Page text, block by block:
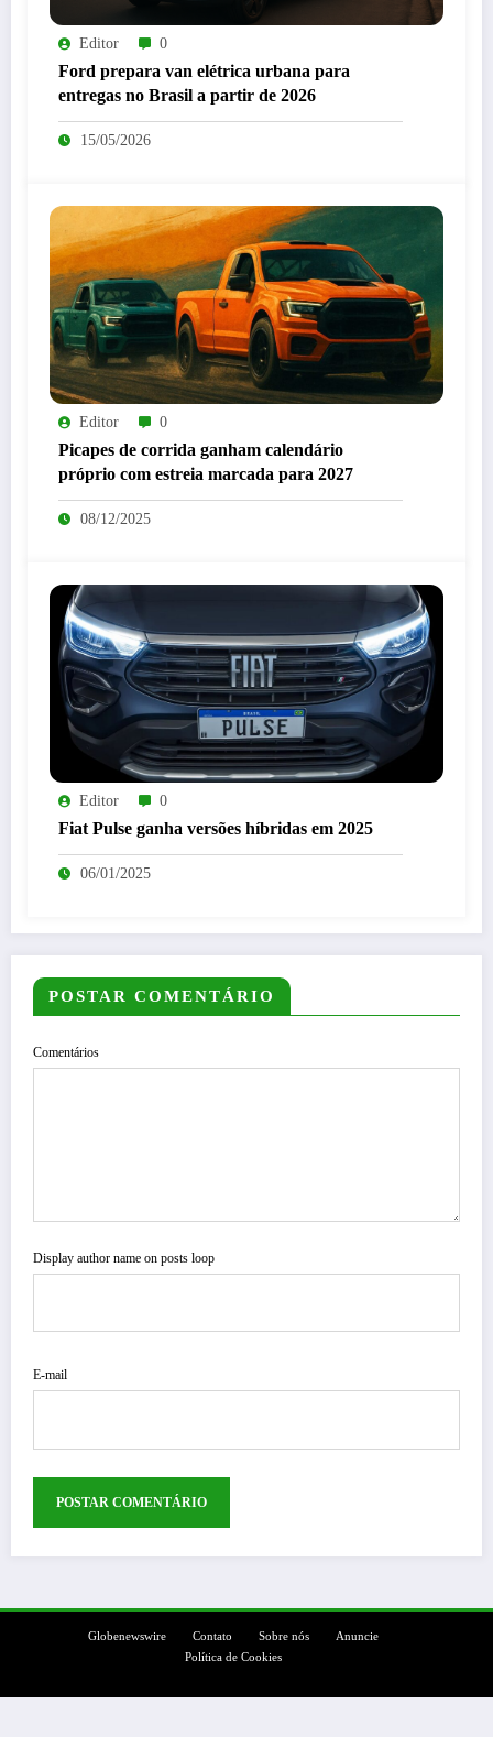
Editor 0
Ford prepara van elétrica urbana para
entregas no Brasil a partir de 2026
15/05/2026
Editor 0
Picapes de corrida ganham calendário
próprio com estreia marcada para 2027
08/12/2025
Editor 0
Fiat Pulse ganha versões híbridas em 2025
06/01/2025
POSTAR COMENTÁRIO
Comentários
Display author name on posts loop
E-mail
Globenewswire Contato Sobre nós
Anuncie
Política de Cookies